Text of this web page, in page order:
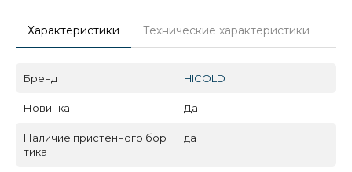
Характеристики Технические характеристики
Бренд HICOLD
Новинка Да
Наличие пристенного бор
тика
да